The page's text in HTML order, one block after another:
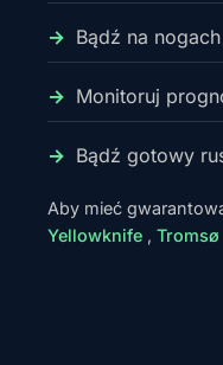
Bądź na
Monitoruj
Bądź gotowy
Aby mieć
Yellowknife , Tromsø